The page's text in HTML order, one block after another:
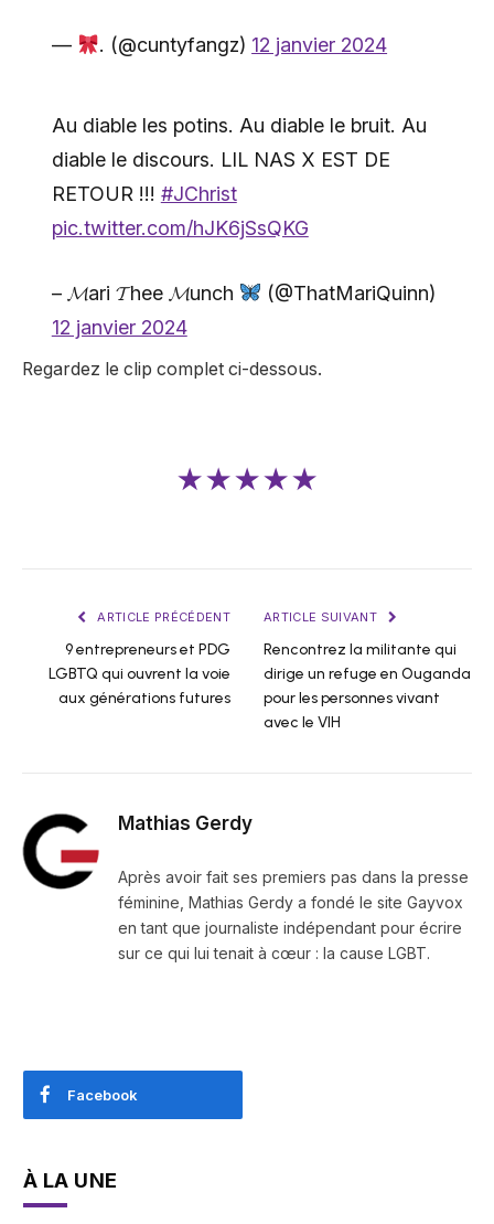
— . (@cuntyfangz) 12 janvier 2024
Au diable les potins. Au diable le bruit. Au
diable le discours. LIL NAS X EST DE
RETOUR !!! #JChrist
pic.twitter.com/hJK6jSsQKG
– 𝓜ari 𝓣hee 𝓜unch
(@ThatMariQuinn)
12 janvier 2024
Regardez le clip complet ci-dessous.
★★★★★
ARTICLE PRÉCÉDENT
9 entrepreneurs et PDG
LGBTQ qui ouvrent la voie
aux générations futures
ARTICLE SUIVANT
Rencontrez la militante qui
dirige un refuge en Ouganda
pour les personnes vivant
avec le VIH
Mathias Gerdy
Après avoir fait ses premiers pas dans la presse
féminine, Mathias Gerdy a fondé le site Gayvox
en tant que journaliste indépendant pour écrire
sur ce qui lui tenait à cœur : la cause LGBT.
Facebook
À LA UNE